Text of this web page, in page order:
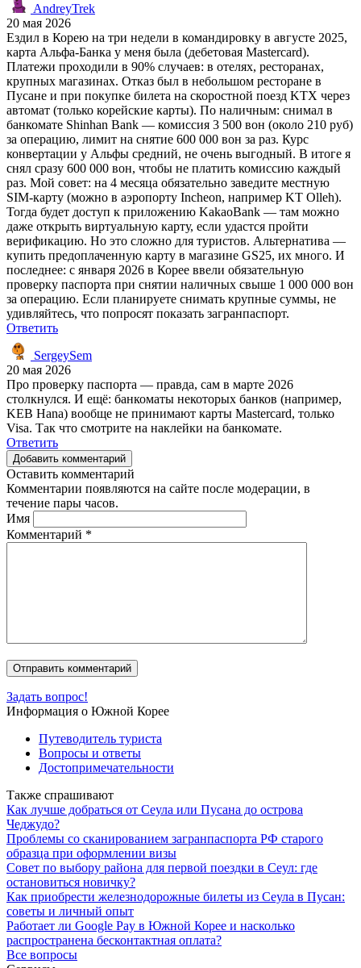
AndreyTrek
20 мая 2026
Ездил в Корею на три недели в командировку в августе 2025,
карта Альфа-Банка у меня была (дебетовая Mastercard).
Платежи проходили в 90% случаев: в отелях, ресторанах,
крупных магазинах. Отказ был в небольшом ресторане в
Пусане и при покупке билета на скоростной поезд KTX через
автомат (только корейские карты). По наличным: снимал в
банкомате Shinhan Bank — комиссия 3 500 вон (около 210 руб)
за операцию, лимит на снятие 600 000 вон за раз. Курс
конвертации у Альфы средний, не очень выгодный. В итоге я
снял сразу 600 000 вон, чтобы не платить комиссию каждый
раз. Мой совет: на 4 месяца обязательно заведите местную
SIM-карту (можно в аэропорту Incheon, например KT Olleh).
Тогда будет доступ к приложению KakaoBank — там можно
даже открыть виртуальную карту, если удастся пройти
верификацию. Но это сложно для туристов. Альтернатива —
купить предоплаченную карту в магазине GS25, их много. И
последнее: с января 2026 в Корее ввели обязательную
проверку паспорта при снятии наличных свыше 1 000 000 вон
за операцию. Если планируете снимать крупные суммы, не
удивляйтесь, что попросят показать загранпаспорт.
Ответить
SergeySem
20 мая 2026
Про проверку паспорта — правда, сам в марте 2026
столкнулся. И ещё: банкоматы некоторых банков (например,
KEB Hana) вообще не принимают карты Mastercard, только
Visa. Так что смотрите на наклейки на банкомате.
Ответить
Добавить комментарий
Оставить комментарий
Комментарии появляются на сайте после модерации, в
течение пары часов.
Имя
Комментарий *
Задать вопрос!
Информация о Южной Корее
Путеводитель туриста
Вопросы и ответы
Достопримечательности
Также спрашивают
Как лучше добраться от Сеула или Пусана до острова
Чеджудо?
Проблемы со сканированием загранпаспорта РФ старого
образца при оформлении визы
Совет по выбору района для первой поездки в Сеул: где
остановиться новичку?
Как приобрести железнодорожные билеты из Сеула в Пусан:
советы и личный опыт
Работает ли Google Pay в Южной Корее и насколько
распространена бесконтактная оплата?
Все вопросы